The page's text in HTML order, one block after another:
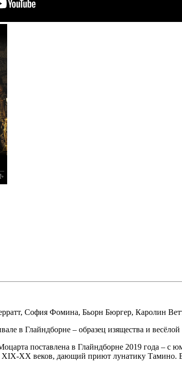
, София Фомина, Бьорн Бюргер, Каролин
в Глайндборне – образец изящества и
поставлена в Глайндборне 2019 года – с
XX веков, дающий приют лунатику Тамино.